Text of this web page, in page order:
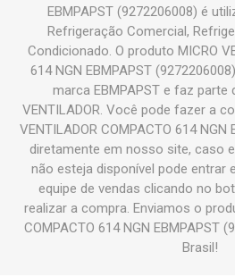
EBMPAPST (9272206008) é
Refrigeração Comercial,
Condicionado. O produto MICRO
614 NGN EBMPAPST
marca EBMPAPST e faz parte
VENTILADOR. Você pode fazer a
VENTILADOR COMPACTO 614 NGN
diretamente em nosso site, caso
não esteja disponível pode
equipe de vendas clicando no
realizar a compra. Enviamos o
COMPACTO 614 NGN EBMPAPST
Brasil!